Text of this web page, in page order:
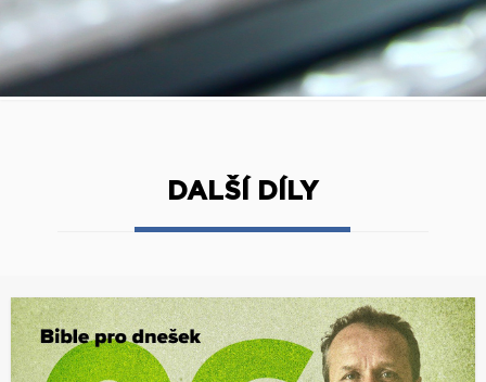
DALŠÍ DÍLY